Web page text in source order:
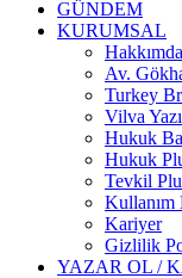
GÜNDEM
KURUMSAL
Hakkımda
Av.
Turkey
Vilva
Hukuk
Hukuk
Tevkil
Kullanım
Kariyer
Gizlilik
YAZAR OL /